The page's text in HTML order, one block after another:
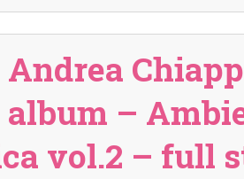
Andrea
album –
vol.2 – full